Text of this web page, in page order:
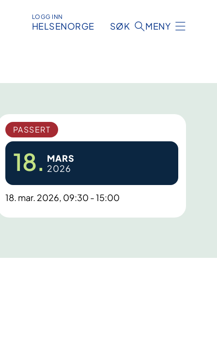
LOGG INN
HELSENORGE SØK MENY
PASSERT
18. MARS
2026
18. mar. 2026, 09:30 - 15:00